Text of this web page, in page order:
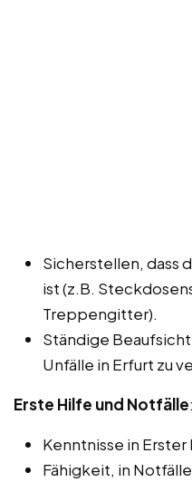
Sicherstellen, dass
ist (z.B.
Treppengitter).
Ständige
Unfälle in Erfurt zu
Erste Hilfe und Notfälle:
Kenntnisse in Erster
Fähigkeit, in